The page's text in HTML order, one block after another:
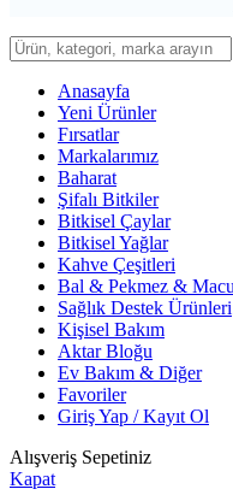
Anasayfa
Yeni Ürünler
Fırsatlar
Markalarımız
Baharat
Şifalı Bitkiler
Bitkisel Çaylar
Bitkisel Yağlar
Kahve Çeşitleri
Bal & Pekmez &
Sağlık Destek Ürünleri
Kişisel Bakım
Aktar Bloğu
Ev Bakım & Diğer
Favoriler
Giriş Yap / Kayıt Ol
Alışveriş Sepetiniz
Kapat